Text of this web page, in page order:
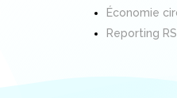
Économie
Reporting